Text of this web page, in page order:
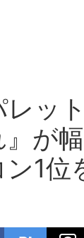
ッ
』が
1位